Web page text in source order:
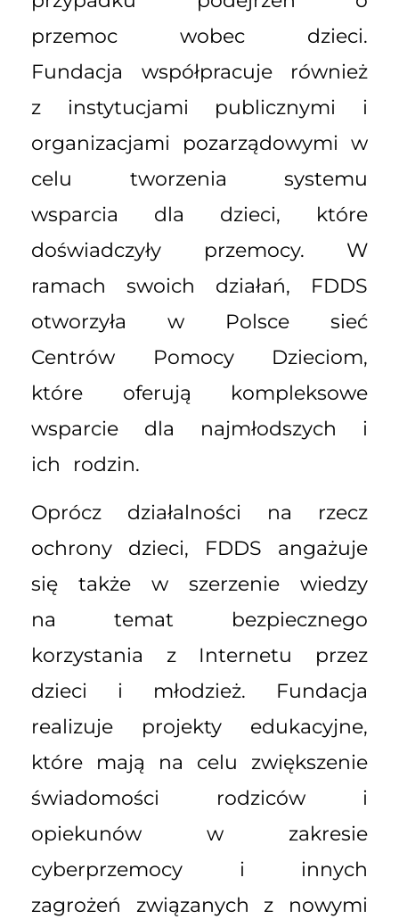
przemoc wobec dzieci.
Fundacja współpracuje również
z instytucjami publicznymi i
organizacjami pozarządowymi w
celu tworzenia systemu
wsparcia dla dzieci, które
doświadczyły przemocy. W
ramach swoich działań, FDDS
otworzyła w Polsce sieć
Centrów Pomocy Dzieciom,
które oferują kompleksowe
wsparcie dla najmłodszych i
ich rodzin.
Oprócz działalności na rzecz
ochrony dzieci, FDDS angażuje
się także w szerzenie wiedzy
na temat bezpiecznego
korzystania z Internetu przez
dzieci i młodzież. Fundacja
realizuje projekty edukacyjne,
które mają na celu zwiększenie
świadomości rodziców i
opiekunów w zakresie
cyberprzemocy i innych
zagrożeń związanych z nowymi